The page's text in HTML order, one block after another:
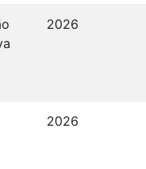
2026
2026